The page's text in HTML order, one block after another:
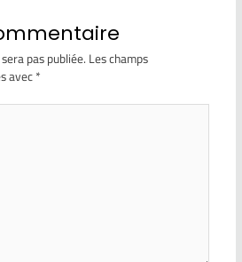
pas publiée.Les champs
avec*